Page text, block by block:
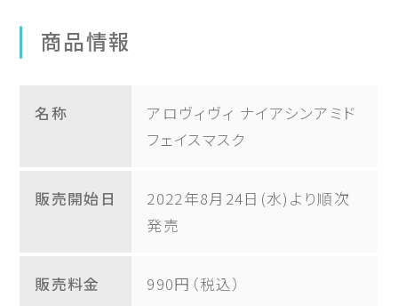
商品情報
名称
アロヴィヴィ ナイアシンアミド
フェイスマスク
販売開始日
2022年8月24日(水)より順次
発売
販売料金 990円（税込）